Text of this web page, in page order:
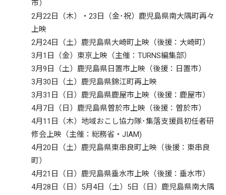
市）
2月22日（木）・23日（金･祝）鹿児島県南大隅町再々
上映
2月24日（土）鹿児島県大崎町上映（後援：大崎町）
3月1日（金）東京上映（主催：TURNS編集部）
3月9日（土）鹿児島県日置市上映（後援：日置市）
3月30日（土）鹿児島県錦江町再上映
3月31日（日）鹿児島県鹿屋市上映（後援：鹿屋市）
4月7日（日）鹿児島県曽於市上映（後援：曽於市）
4月11日（木）地域おこし協力隊･集落支援員初任者研
修会上映（主催：総務省・JIAM)
4月20日（土）鹿児島県東串良町上映（後援：東串良
町）
4月21日（日）鹿児島県垂水市上映（後援：垂水市）
4月28日（日）5月4日（土）5日（日）鹿児島県南大隅